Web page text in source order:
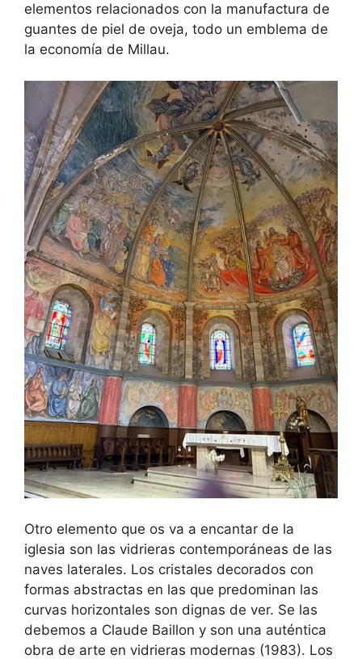
elementos relacionados con la manufactura de
guantes de piel de oveja, todo un emblema de
la economía de Millau.
Otro elemento que os va a encantar de la
iglesia son las vidrieras contemporáneas de las
naves laterales. Los cristales decorados con
formas abstractas en las que predominan las
curvas horizontales son dignas de ver. Se las
debemos a Claude Baillon y son una auténtica
obra de arte en vidrieras modernas (1983). Los